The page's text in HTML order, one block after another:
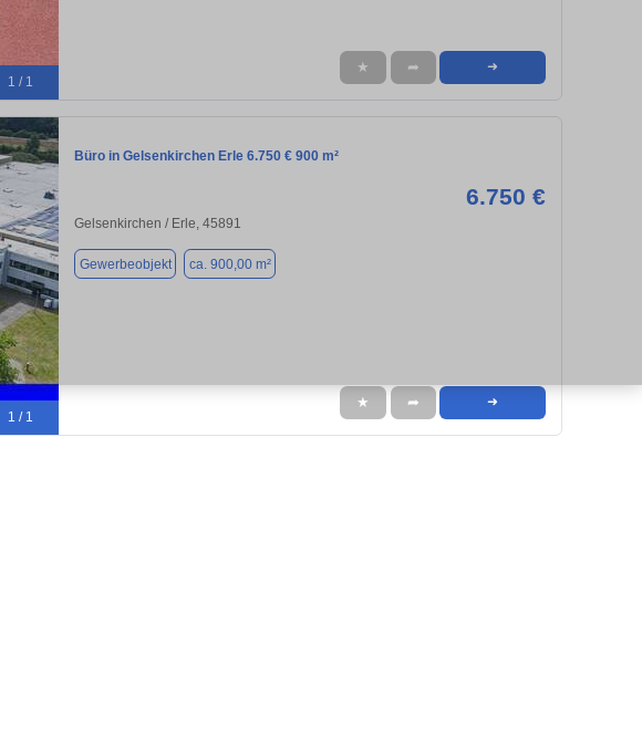
1 / 1
★ ➦ ➜
1 / 1
Büro in Gelsenkirchen Erle 6.750 € 900 m²
6.750 €
Gelsenkirchen / Erle, 45891
Gewerbeobjekt ca. 900,00 m²
★ ➦ ➜